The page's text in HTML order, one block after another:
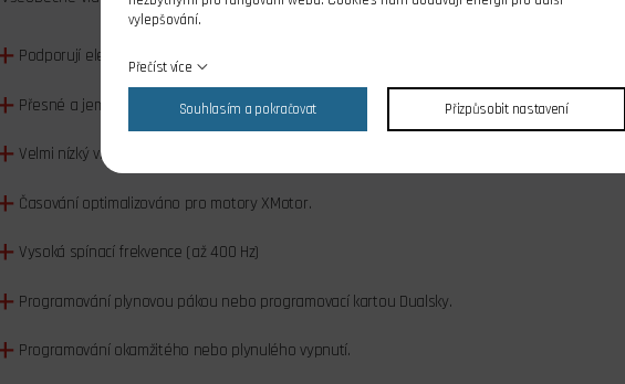
Podporují elektromotory až do vysokých otáček: 210 000 ot/min (2 póly), 70 000 ot/min (6
Přesné a jemné řízení otáček, výborná linearita odpovědi plynu na pohyb plynové páky.
Velmi nízký vnitřní odpor, velká proudová oddolnost.
Časování optimalizováno pro motory XMotor.
Vysoká spínací frekvence (až 400 Hz)
Programování plynovou pákou nebo programovací kartou Dualsky.
Programování okamžitého nebo plynulého vypnutí.
vylepšování.
Přečíst více
Souhlasím a pokračovat Přizpůsobit nastavení